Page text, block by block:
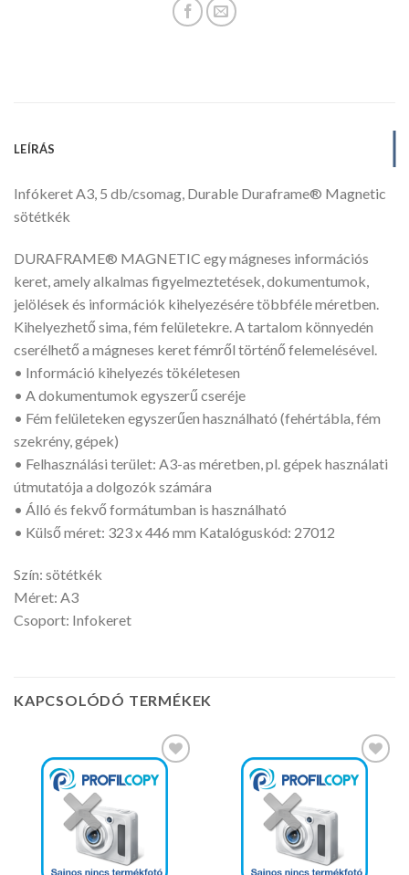
LEÍRÁS
Infókeret A3, 5 db/csomag, Durable Duraframe® Magnetic
sötétkék
DURAFRAME® MAGNETIC egy mágneses információs
keret, amely alkalmas figyelmeztetések, dokumentumok,
jelölések és információk kihelyezésére többféle méretben.
Kihelyezhető sima, fém felületekre. A tartalom könnyedén
cserélhető a mágneses keret fémről történő felemelésével.
• Információ kihelyezés tökéletesen
• A dokumentumok egyszerű cseréje
• Fém felületeken egyszerűen használható (fehértábla, fém
szekrény, gépek)
• Felhasználási terület: A3-as méretben, pl. gépek használati
útmutatója a dolgozók számára
• Álló és fekvő formátumban is használható
• Külső méret: 323 x 446 mm Katalóguskód: 27012
Szín: sötétkék
Méret: A3
Csoport: Infokeret
KAPCSOLÓDÓ TERMÉKEK
Kedvencekhez Kedvencekhez